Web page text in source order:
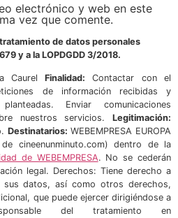
electrónico y web en este
vez que comente.
de datos personales
y a la LOPDGDD 3/2018.
CaurelFinalidad: Contactar con el
de información recibidas y
Enviar comunicaciones
nuestros servicios. Legitimación:
Destinatarios: WEBEMPRESA EUROPA
cineenunminuto.com) dentro de la
de WEBEMPRESA. No se cederán
legal. Derechos: Tiene derecho a
datos, así como otros derechos,
que puede ejercer dirigiéndose a
del tratamiento en